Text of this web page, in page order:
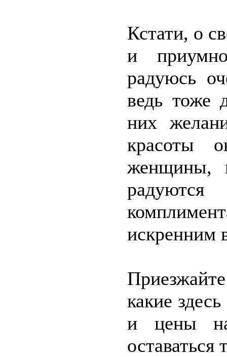
Кстати, о
и
радуюсь
ведь тоже
них
красоты
женщины,
искренним
какие
и цены
оставаться